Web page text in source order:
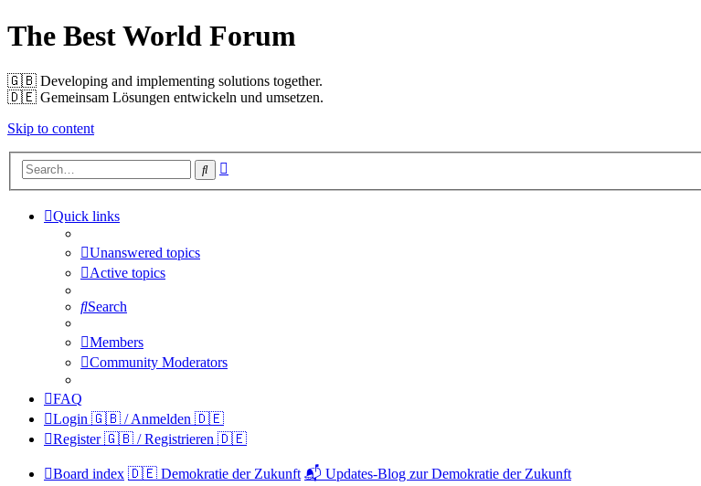
The Best World Forum
🇬🇧️ Developing and implementing solutions together.
🇩🇪️ Gemeinsam Lösungen entwickeln und umsetzen.
Skip to content
Search
Quick links
Unanswered topics
Active topics
Search
Members
Community Moderators
FAQ
Login 🇬🇧 / Anmelden 🇩🇪
Register 🇬🇧 / Registrieren 🇩🇪
Board index 🇩🇪 Demokratie der Zukunft 📬 Updates-Blog zur Demokratie der Zukunft